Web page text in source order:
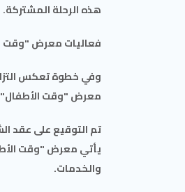
هذه الرحلة المشتركة.
فعاليات معرض "وقت
وفي خطوة تعكس
معرض "وقت
تم التوقيع على عقد
يأتي معرض "وقت
والخدمات.